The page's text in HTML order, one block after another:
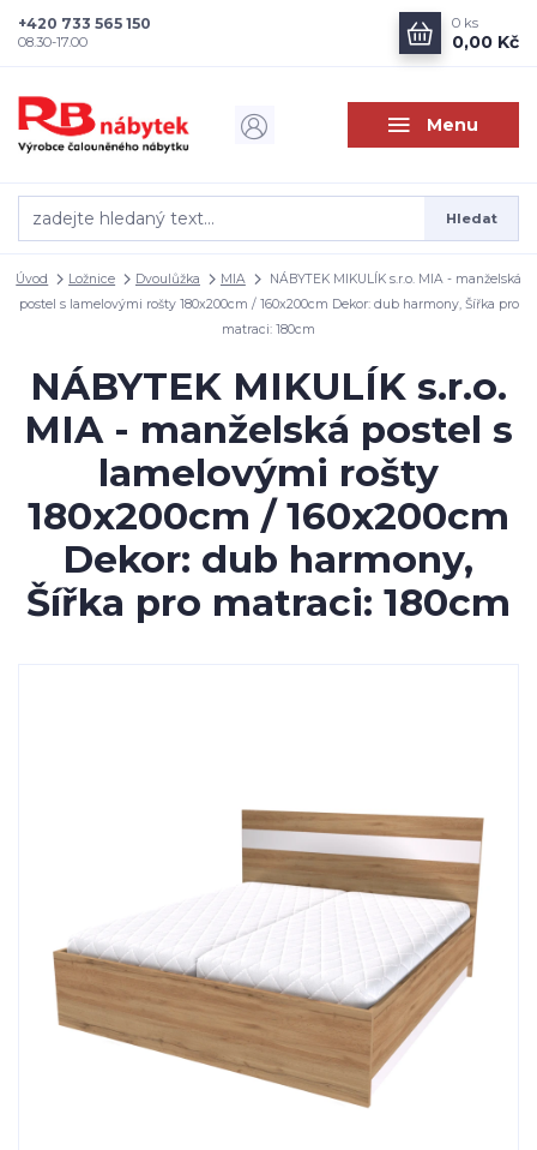
Menu
Hledat
+420 733 565 150
08.30-17.00
0 ks
0,00 Kč
Úvod Ložnice Dvoulůžka MIA
NÁBYTEK MIKULÍK s.r.o. MIA - manželská
postel s lamelovými rošty 180x200cm / 160x200cm Dekor: dub harmony, Šířka pro
matraci: 180cm
NÁBYTEK MIKULÍK s.r.o.
MIA - manželská postel s
lamelovými rošty
180x200cm / 160x200cm
Dekor: dub harmony,
Šířka pro matraci: 180cm